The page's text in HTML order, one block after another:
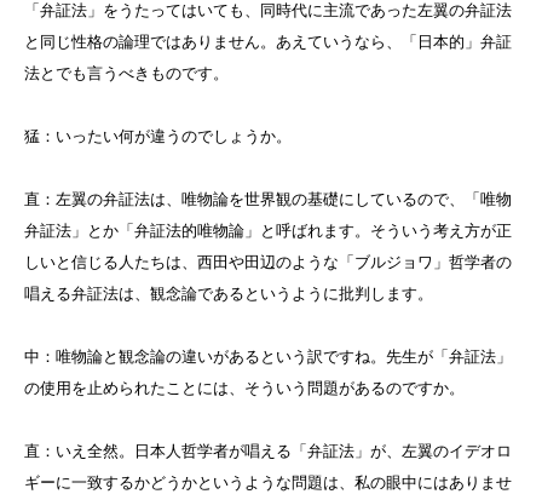
「弁証法」をうたってはいても、同時代に主流であった左翼の弁証法
と同じ性格の論理ではありません。あえていうなら、「日本的」弁証
法とでも言うべきものです。
猛：いったい何が違うのでしょうか。
直：左翼の弁証法は、唯物論を世界観の基礎にしているので、「唯物
弁証法」とか「弁証法的唯物論」と呼ばれます。そういう考え方が正
しいと信じる人たちは、西田や田辺のような「ブルジョワ」哲学者の
唱える弁証法は、観念論であるというように批判します。
中：唯物論と観念論の違いがあるという訳ですね。先生が「弁証法」
の使用を止められたことには、そういう問題があるのですか。
直：いえ全然。日本人哲学者が唱える「弁証法」が、左翼のイデオロ
ギーに一致するかどうかというような問題は、私の眼中にはありませ